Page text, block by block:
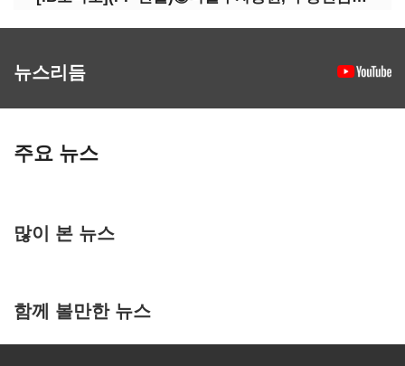
뉴스리듬
주요 뉴스
많이 본 뉴스
함께 볼만한 뉴스